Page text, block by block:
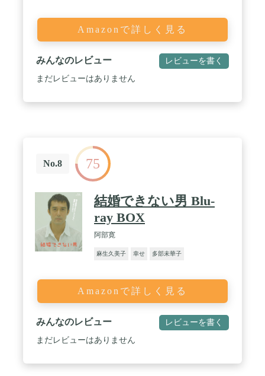
Amazonで詳しく見る
みんなのレビュー レビューを書く
まだレビューはありません
No.8 75
結婚できない男 Blu-
ray BOX
阿部寛
麻生久美子 幸せ 多部未華子
Amazonで詳しく見る
みんなのレビュー レビューを書く
まだレビューはありません